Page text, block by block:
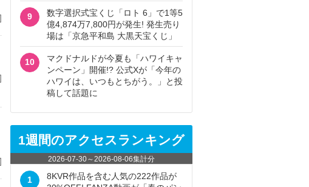
9
数字選択式宝くじ「ロト 6」で1等5
億4,874万7,800円が発生! 発生売り
場は「京急平和島 大黒天宝くじ」
10
マクドナルドが今夏も「ハワイキャ
ンペーン」開催!? 公式Xが「今年の
ハワイは、いつもとちがう。」と投
稿して話題に
1週間のアクセスランキング
2026-07-30～2026-08-06集計分
1
8KVR作品を含む人気の222作品が